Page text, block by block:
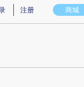
图存在偏差。不代表财新
商城
注册